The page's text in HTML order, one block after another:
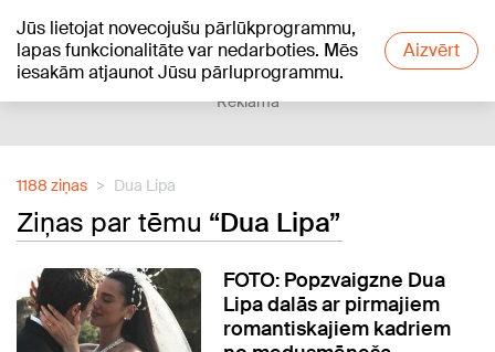
Jūs lietojat novecojušu pārlūkprogrammu,
lapas funkcionalitāte var nedarboties. Mēs
iesakām atjaunot Jūsu pārluprogrammu.
Aizvērt
+21°C
Reklāma
1188 ziņas Dua Lipa
Ziņas par tēmu “Dua Lipa”
FOTO: Popzvaigzne Dua
Lipa dalās ar pirmajiem
romantiskajiem kadriem